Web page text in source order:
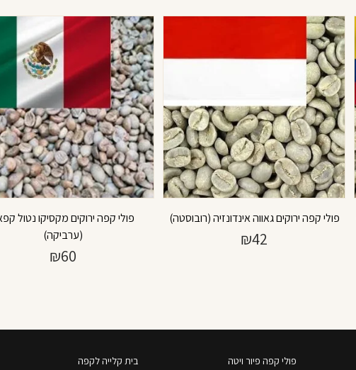
פולי קפה ירוקים גאווה אינדונזיה (רובוסטה)
₪42
פולי קפה ירוקים מקסיקו נטול
(ערביקה)
₪60
פולי קפה פיור ויטה בית קלייה לקפה